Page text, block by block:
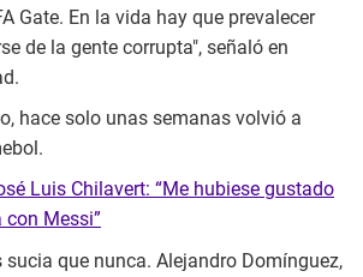
Gate. En la vida hay que prevalecer
de la gente corrupta", señaló en
hace solo unas semanas volvió a
Luis Chilavert: “Me hubiese gustado
con Messi”
sucia que nunca. Alejandro Domínguez,